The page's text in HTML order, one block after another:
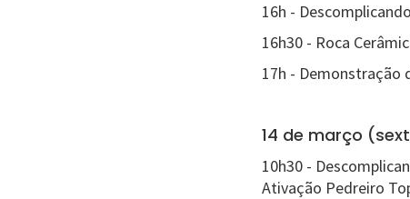
16h -
16h30 - Roca
17h - Demonstração
14 de março
10h30 -
Ativação Pedreiro